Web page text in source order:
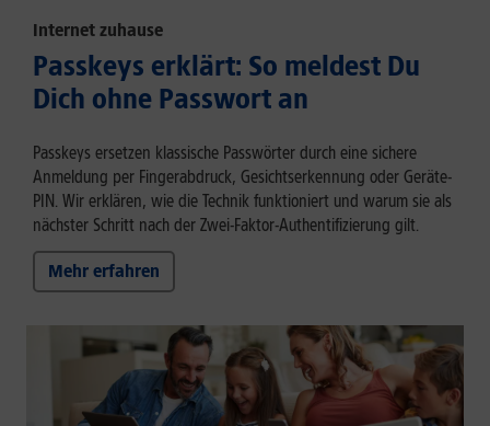
Internet zuhause
Passkeys erklärt: So meldest Du
Dich ohne Passwort an
Passkeys ersetzen klassische Passwörter durch eine sichere
Anmeldung per Fingerabdruck, Gesichtserkennung oder Geräte-
PIN. Wir erklären, wie die Technik funktioniert und warum sie als
nächster Schritt nach der Zwei-Faktor-Authentifizierung gilt.
Mehr erfahren